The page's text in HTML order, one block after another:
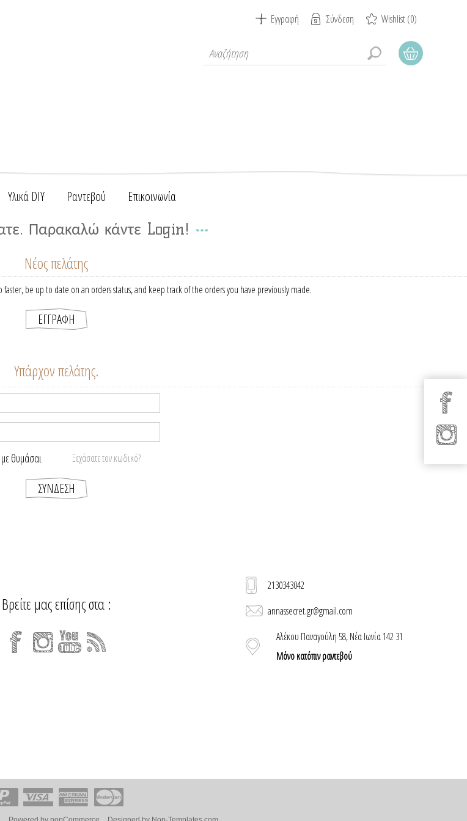
Εγγραφή Σύνδεση Wishlist(0)
Υλικά DIY Ραντεβού Επικοινωνία
Παρακαλώ κάντε Login!
Νέος πελάτης
be up to date on an orders status, and keep track of the orders you have previously made.
Υπάρχον πελάτης.
θυμάσαι
Ξεχάσατε τον κωδικό?
Βρείτε μας επίσης στα :
2130343042
annassecret.gr@gmail.com
Αλέκου Παναγούλη 58, Νέα Ιωνία 142 31
Μόνο κατόπιν ραντεβού